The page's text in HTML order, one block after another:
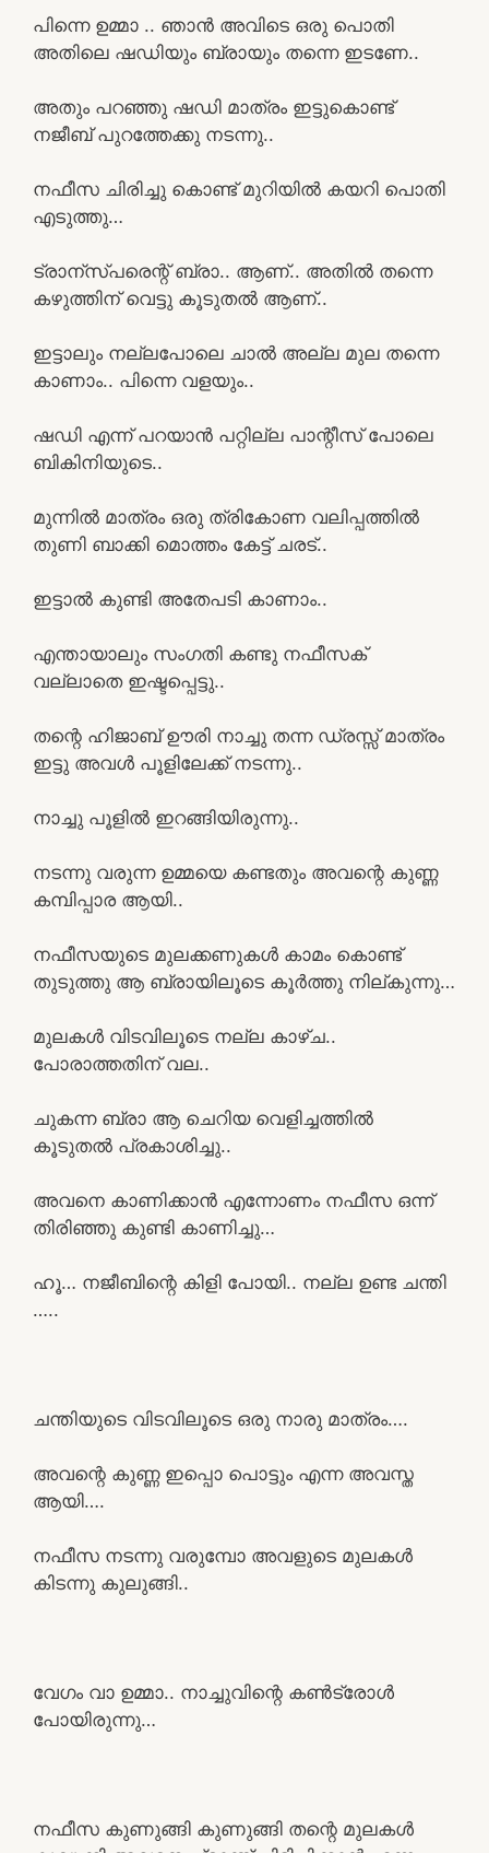
പിന്നെ ഉമ്മാ .. ഞാൻ അവിടെ ഒരു പൊതി
അതിലെ ഷഡിയും ബ്രായും തന്നെ ഇടണേ..
അതും പറഞ്ഞു ഷഡി മാത്രം ഇട്ടുകൊണ്ട്
നജീബ് പുറത്തേക്കു നടന്നു..
നഫീസ ചിരിച്ചു കൊണ്ട് മുറിയിൽ കയറി പൊതി
എടുത്തു…
ട്രാന്സ്പരെന്റ് ബ്രാ.. ആണ്.. അതിൽ തന്നെ
കഴുത്തിന് വെട്ടു കൂടുതൽ ആണ്..
ഇട്ടാലും നല്ലപോലെ ചാൽ അല്ല മുല തന്നെ
കാണാം.. പിന്നെ വളയും..
ഷഡി എന്ന് പറയാൻ പറ്റില്ല പാന്റീസ് പോലെ
ബികിനിയുടെ..
മുന്നിൽ മാത്രം ഒരു ത്രികോണ വലിപ്പത്തിൽ
തുണി ബാക്കി മൊത്തം കേട്ട് ചരട്..
ഇട്ടാൽ കുണ്ടി അതേപടി കാണാം..
എന്തായാലും സംഗതി കണ്ടു നഫീസക്
വല്ലാതെ ഇഷ്ടപ്പെട്ടു..
തന്റെ ഹിജാബ് ഊരി നാച്ചു തന്ന ഡ്രസ്സ് മാത്രം
ഇട്ടു അവൾ പൂളിലേക്ക് നടന്നു..
നാച്ചു പൂളിൽ ഇറങ്ങിയിരുന്നു..
നടന്നു വരുന്ന ഉമ്മയെ കണ്ടതും അവന്റെ കുണ്ണ
കമ്പിപ്പാര ആയി..
നഫീസയുടെ മുലക്കണുകൾ കാമം കൊണ്ട്
തുടുത്തു ആ ബ്രായിലൂടെ കൂർത്തു നില്കുന്നു…
മുലകൾ വിടവിലൂടെ നല്ല കാഴ്ച..
പോരാത്തതിന് വല..
ചുകന്ന ബ്രാ ആ ചെറിയ വെളിച്ചത്തിൽ
കൂടുതൽ പ്രകാശിച്ചു..
അവനെ കാണിക്കാൻ എന്നോണം നഫീസ ഒന്ന്
തിരിഞ്ഞു കുണ്ടി കാണിച്ചു…
ഹൂ… നജീബിന്റെ കിളി പോയി.. നല്ല ഉണ്ട ചന്തി
…..
ചന്തിയുടെ വിടവിലൂടെ ഒരു നാരു മാത്രം….
അവന്റെ കുണ്ണ ഇപ്പൊ പൊട്ടും എന്ന അവസ്ത
ആയി….
നഫീസ നടന്നു വരുമ്പോ അവളുടെ മുലകൾ
കിടന്നു കുലുങ്ങി..
വേഗം വാ ഉമ്മാ.. നാച്ചുവിന്റെ കൺട്രോൾ
പോയിരുന്നു…
നഫീസ കുണുങ്ങി കുണുങ്ങി തന്റെ മുലകൾ